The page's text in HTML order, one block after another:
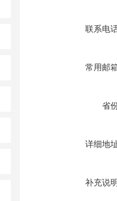
联系电
常用邮
省
详细地
补充说